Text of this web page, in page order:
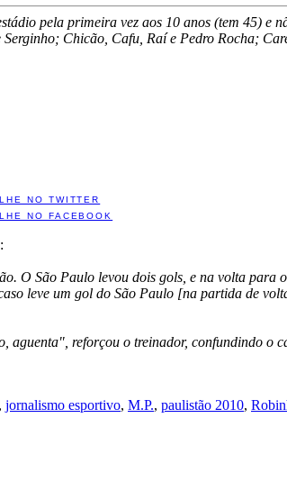
pela primeira vez aos 10 anos (tem 45) e
Chicão, Cafu, Raí e Pedro Rocha;
NO TWITTER
NO FACEBOOK
O São Paulo levou dois gols, e na volta
leve um gol do São Paulo [na partida de
aguenta", reforçou o treinador, confundindo o
, jornalismo esportivo, M.P., paulistão 2010,